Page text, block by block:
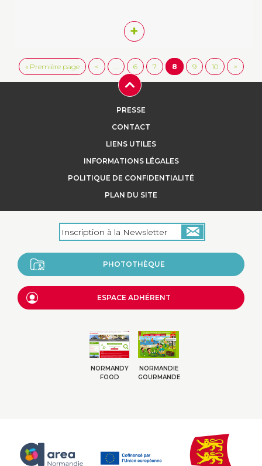
+
« Première page < … 6 7 8 9 10 >
PRESSE
CONTACT
LIENS UTILES
INFORMATIONS LÉGALES
POLITIQUE DE CONFIDENTIALITÉ
PLAN DU SITE
PHOTOTHÈQUE
ESPACE ADHÉRENT
NORMANDY
FOOD
NORMANDIE
GOURMANDE